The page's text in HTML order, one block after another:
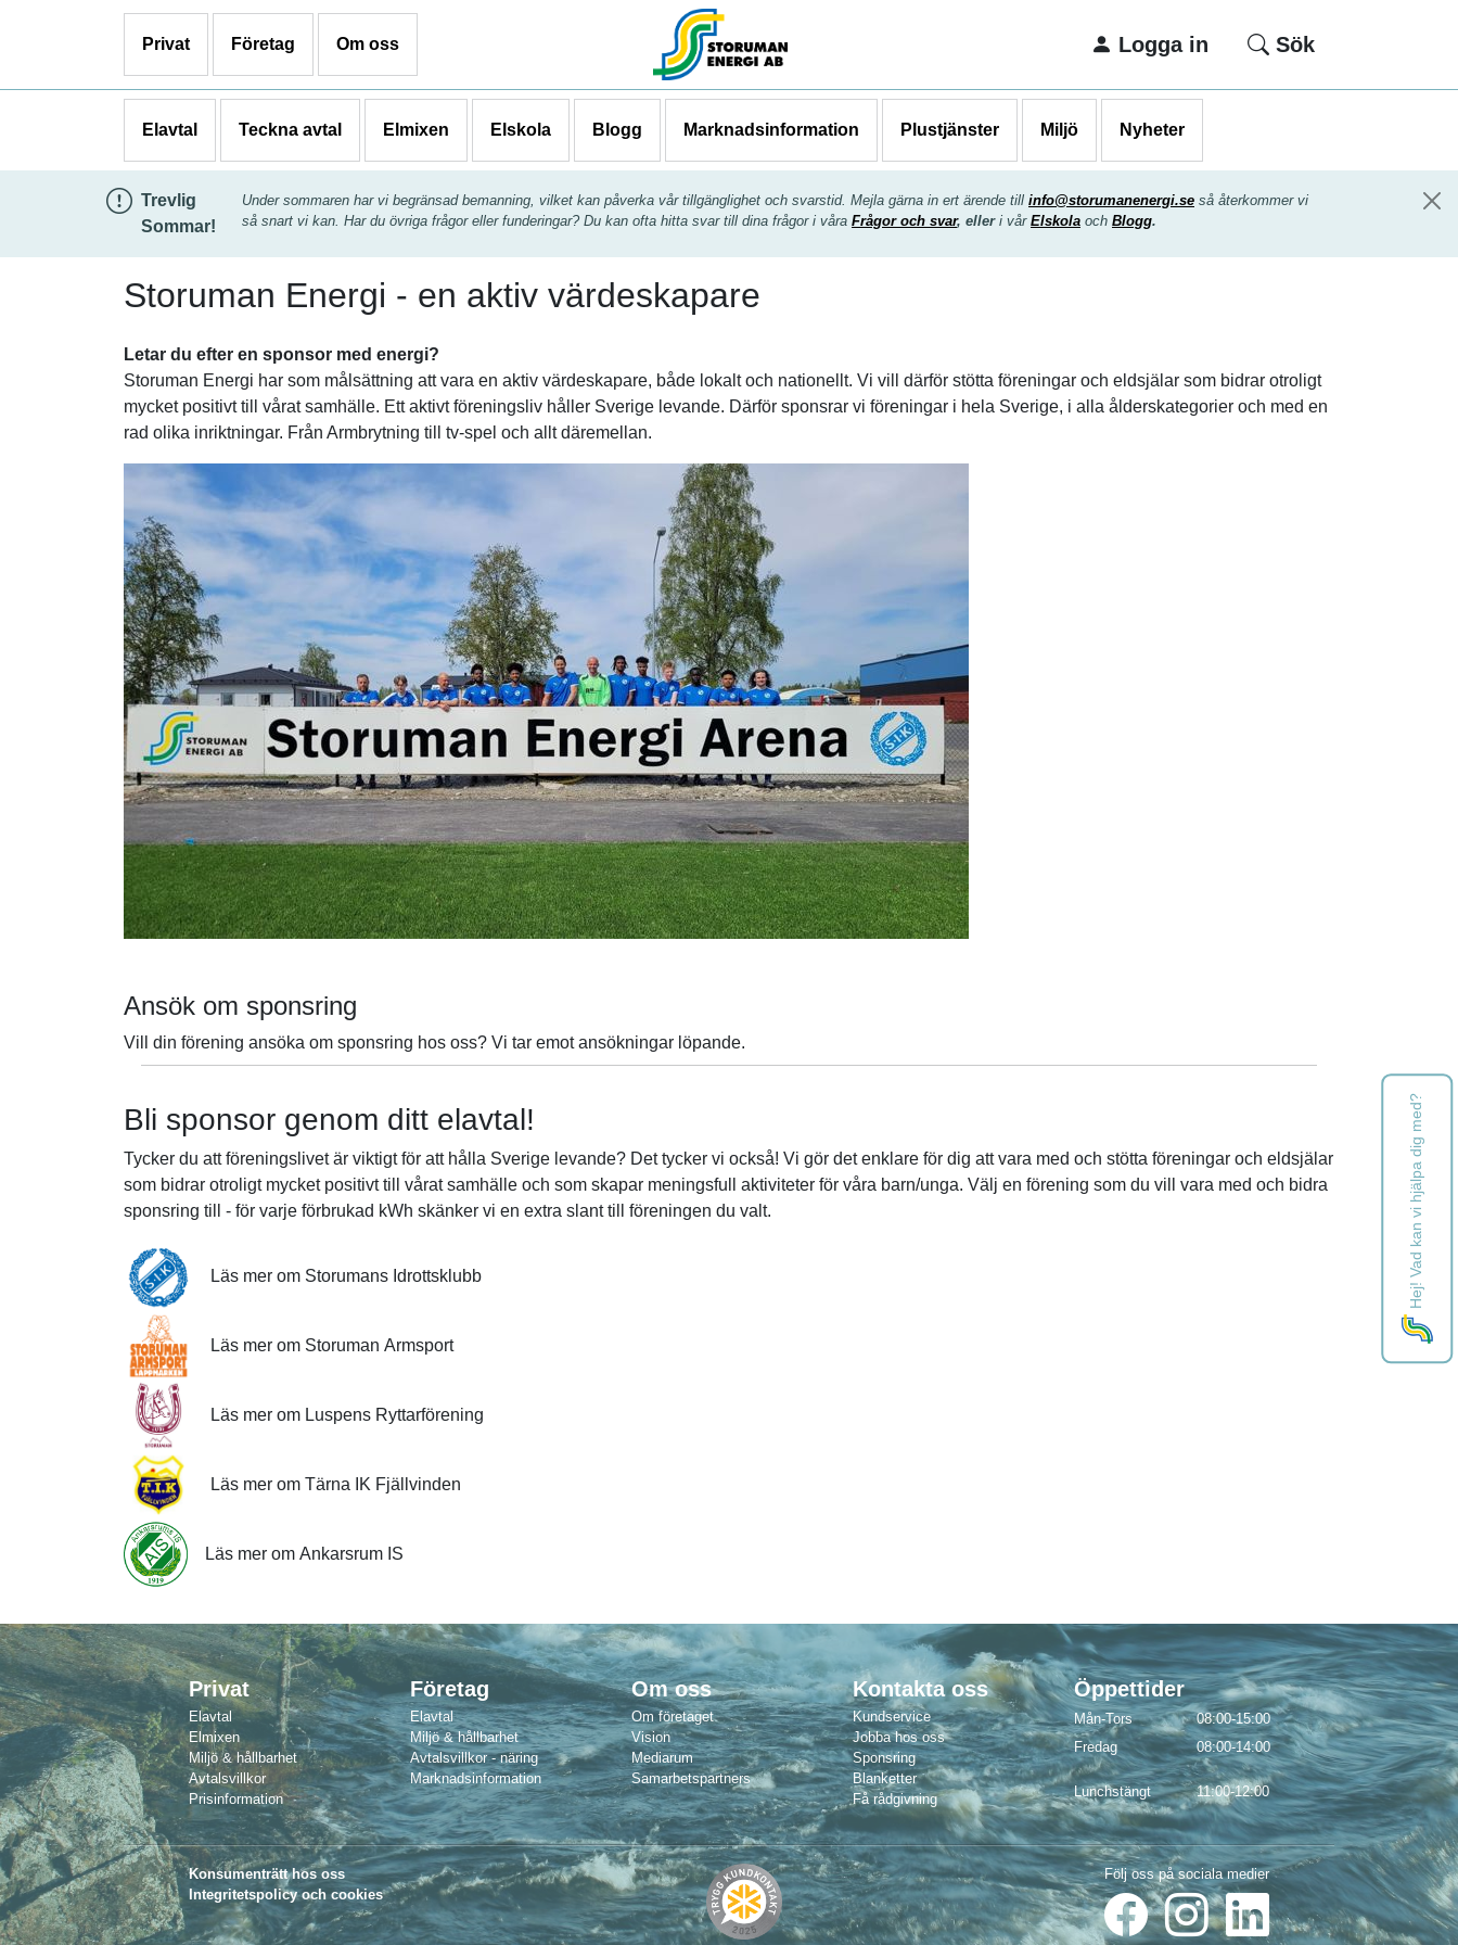
Privat Företag Om oss Logga in Sök
Elavtal Teckna avtal Elmixen Elskola Blogg Marknadsinformation Plustjänster Miljö Nyheter
Trevlig
Sommar!
Under sommaren har vi begränsad bemanning, vilket kan påverka vår tillgänglighet och svarstid. Mejla gärna in ert ärende till info@storumanenergi.se så återkommer vi
så snart vi kan. Har du övriga frågor eller funderingar? Du kan ofta hitta svar till dina frågor i våra Frågor och svar, eller i vår Elskola och Blogg.
Hej! Vad kan vi hjälpa dig med?
Storuman Energi - en aktiv värdeskapare
Letar du efter en sponsor med energi?
Storuman Energi har som målsättning att vara en aktiv värdeskapare, både lokalt och nationellt. Vi vill därför stötta föreningar och eldsjälar som bidrar otroligt
mycket positivt till vårat samhälle. Ett aktivt föreningsliv håller Sverige levande. Därför sponsrar vi föreningar i hela Sverige, i alla ålderskategorier och med en
rad olika inriktningar. Från Armbrytning till tv-spel och allt däremellan.
Ansök om sponsring
Vill din förening ansöka om sponsring hos oss? Vi tar emot ansökningar löpande.
Bli sponsor genom ditt elavtal!
Tycker du att föreningslivet är viktigt för att hålla Sverige levande? Det tycker vi också! Vi gör det enklare för dig att vara med och stötta föreningar och eldsjälar
som bidrar otroligt mycket positivt till vårat samhälle och som skapar meningsfull aktiviteter för våra barn/unga. Välj en förening som du vill vara med och bidra
sponsring till - för varje förbrukad kWh skänker vi en extra slant till föreningen du valt.
Läs mer om Storumans Idrottsklubb
Läs mer om Storuman Armsport
Läs mer om Luspens Ryttarförening
Läs mer om Tärna IK Fjällvinden
Läs mer om Ankarsrum IS
Privat
Elavtal
Elmixen
Miljö & hållbarhet
Avtalsvillkor
Prisinformation
Företag
Elavtal
Miljö & hållbarhet
Avtalsvillkor - näring
Marknadsinformation
Om oss
Om företaget
Vision
Mediarum
Samarbetspartners
Kontakta oss
Kundservice
Jobba hos oss
Sponsring
Blanketter
Få rådgivning
Öppettider
Mån-Tors
08:00-15:00
Fredag
08:00-14:00
Lunchstängt 11:00-12:00
Konsumenträtt hos oss
Integritetspolicy och cookies
Följ oss på sociala medier